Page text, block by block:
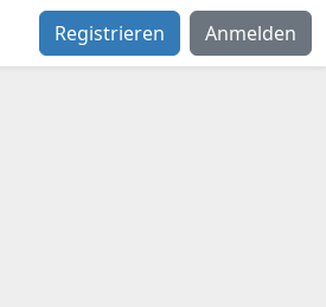
Registrieren Anmelden